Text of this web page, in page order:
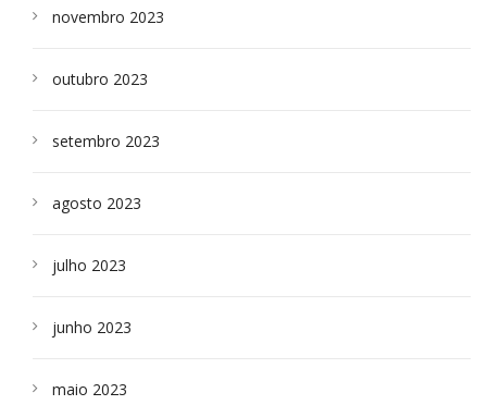
novembro 2023
outubro 2023
setembro 2023
agosto 2023
julho 2023
junho 2023
maio 2023